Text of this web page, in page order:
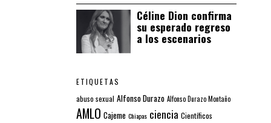
Céline Dion confirma
su esperado regreso
a los escenarios
ETIQUETAS
abuso sexual Alfonso Durazo Alfonso Durazo Montaño
AMLO Cajeme Chiapas ciencia Científicos